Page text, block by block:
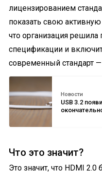
лицензированием
показать свою
что организация
спецификации и
современный стандарт —
Новости
USB 3.2
Что это значит?
Это значит, что HDMI